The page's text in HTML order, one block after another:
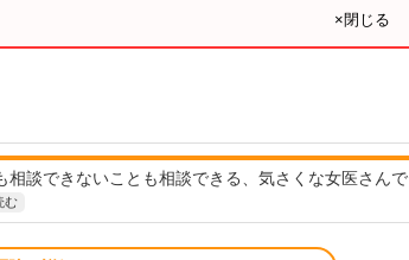
×閉じる
談できないことも相談できる、気さくな女医さんで
む